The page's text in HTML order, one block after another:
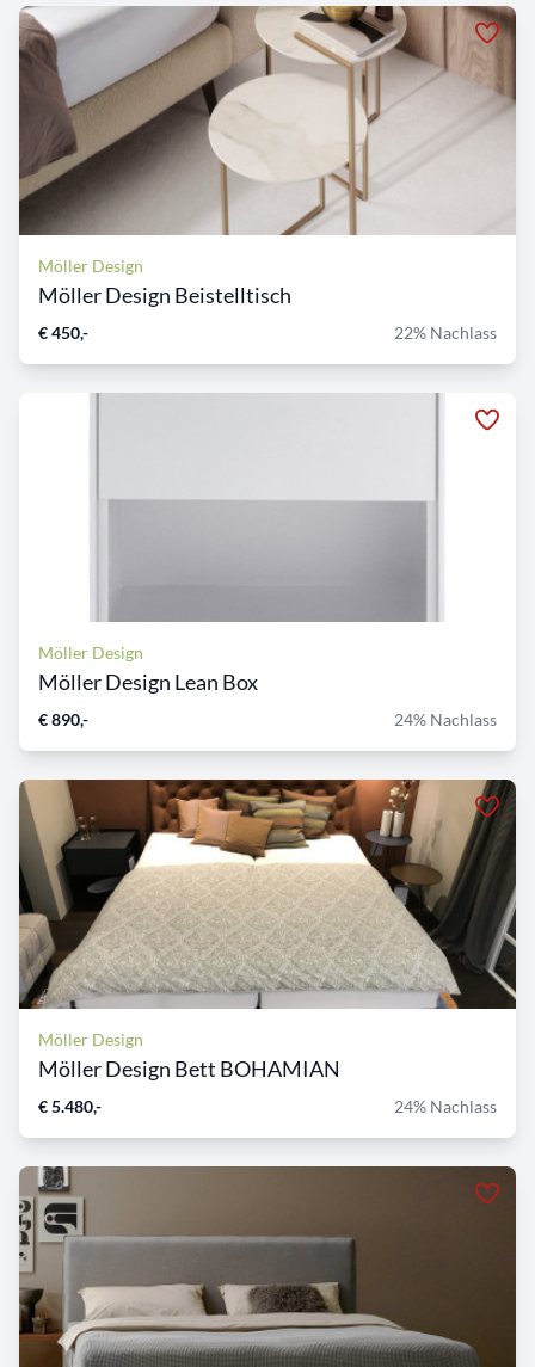
Möller Design
Möller Design Beistelltisch
€ 450,- 22% Nachlass
Möller Design
Möller Design Lean Box
€ 890,- 24% Nachlass
Möller Design
Möller Design Bett BOHAMIAN
€ 5.480,- 24% Nachlass